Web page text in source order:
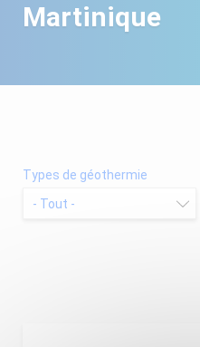
Martinique
Types de géothermie